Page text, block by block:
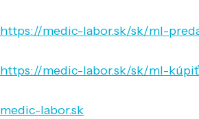
https://medic-labor.sk/sk/ml-
https://medic-labor.sk/sk/ml-
medic-labor.sk